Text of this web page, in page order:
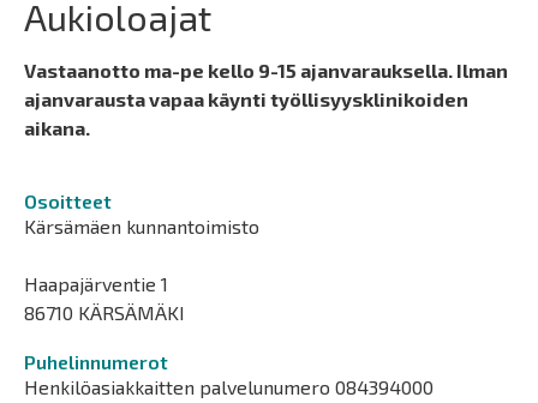
Aukioloajat
Vastaanotto ma-pe kello 9-15 ajanvarauksella. Ilman
ajanvarausta vapaa käynti työllisyysklinikoiden
aikana.
Osoitteet
Kärsämäen kunnantoimisto
Haapajärventie 1
86710 KÄRSÄMÄKI
Puhelinnumerot
Henkilöasiakkaitten palvelunumero 084394000